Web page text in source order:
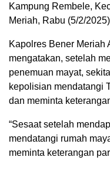
Kampung Rembele,
Meriah, Rabu (5/2/
Kapolres Bener Meriah
mengatakan, setelah
penemuan mayat,
kepolisian mendatangi
dan meminta
“Sesaat setelah
mendatangi rumah
meminta keterangan